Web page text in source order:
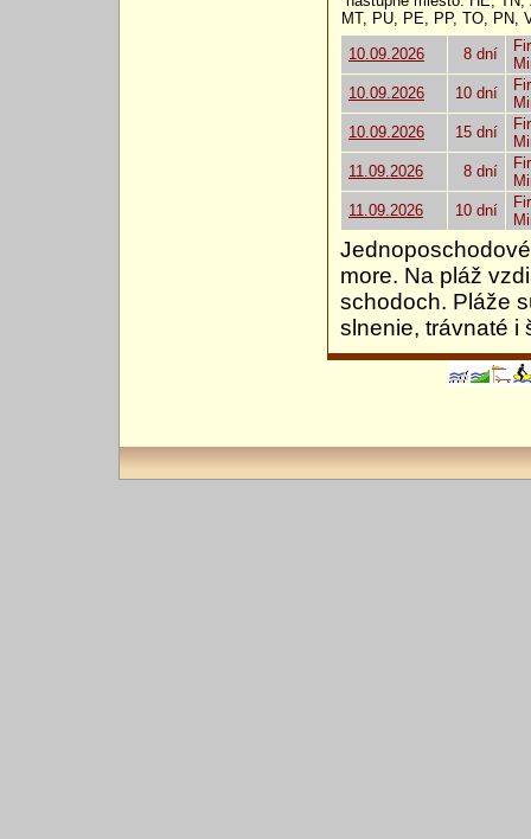
MT, PU, PE, PP, TO, PN,
10.09.2026
8 dní
10.09.2026
10 dní
10.09.2026
15 dní
11.09.2026
8 dní
11.09.2026
10 dní
more. Na pláž
schodoch. Pláže
slnenie, trávnaté i